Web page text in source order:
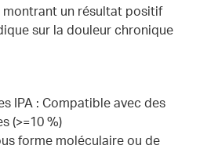
montrant un résultat positif
sur la douleur chronique
IPA : Compatible avec des
(>=10 %)
forme moléculaire ou de